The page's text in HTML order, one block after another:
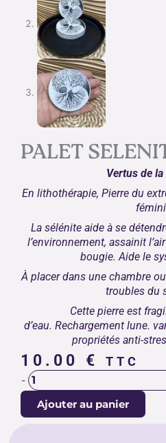
PALET
Vertus de
En lithothérapie, Pierre du
La sélénite aide à se
l’environnement, assainit
bougie. Aide le
À placer dans une chambre
troubles du
Cette pierre est
d’eau. Rechargement lune.
propriétés anti-
10.00 € TTC
- quantité
de
PALET
Ajouter au panier